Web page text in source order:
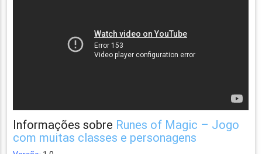
Informações sobre Runes of Magic – Jogo
com muitas classes e personagens